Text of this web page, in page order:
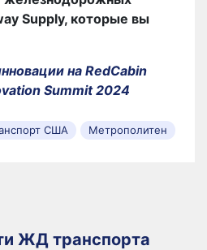
Supply, которые вы
на RedCabin
Summit 2024
США Метрополитен
ЖД транспорта